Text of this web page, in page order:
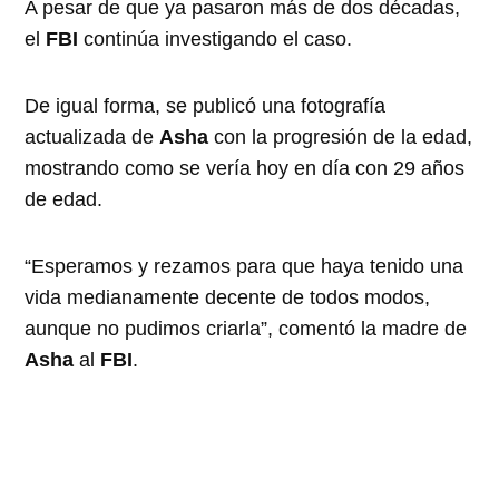
A pesar de que ya pasaron más de dos décadas,
el FBI continúa investigando el caso.
De igual forma, se publicó una fotografía
actualizada deAsha con la progresión de la edad,
mostrando como se vería hoy en día con 29 años
de edad.
“Esperamos y rezamos para que haya tenido una
vida medianamente decente de todos modos,
aunque no pudimos criarla”, comentó la madre de
Asha al FBI.